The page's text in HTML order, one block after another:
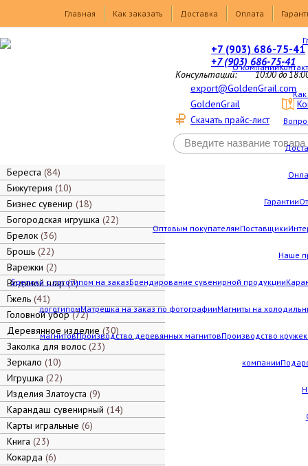
Главная
Как заказать Доставка Оплата
О компании
Как
Гарантии
Оптовым покупателямПоставщики
Наше
Брелоки с логотипом на заказБрендирование сувенирной продукции
логотипомМатрешка на заказ по фотографииМагниты на
магнитовПроизводство деревянных магнитовПроизводство
компании
+7 (903) 686-75-41
+7 (903) 686-75-41
Консультации: 10:00 до
export@GoldenGrail.com
GoldenGrail
Скачать прайс-лист
Береста 84
Бижутерия 10
Бизнес сувенир 18
Богородская игрушка 22
Брелок 36
Брошь 22
Варежки 2
Водяной шар 7
Гжель 41
Головной убор 72
Деревянное изделие 30
Заколка для волос 23
Зеркало 10
Игрушка 22
Изделия Златоуста 9
Карандаш сувенирный 14
Карты игральные 6
Книга 23
Кокарда 6